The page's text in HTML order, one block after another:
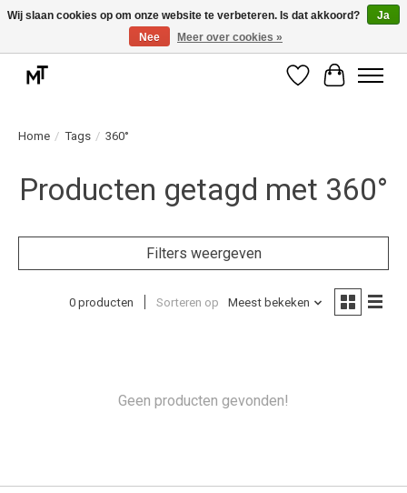
Deskundige installatie of montage nodig? Vraag ons naar de mogelijkheden.
Verlanglijst
Home / Tags / 360°
Producten getagd met 360°
Filters weergeven
0 producten Sorteren op Meest bekeken
Geen producten gevonden!
Wij slaan cookies op om onze website te verbeteren. Is dat akkoord?
Ja
Nee
Meer over cookies »